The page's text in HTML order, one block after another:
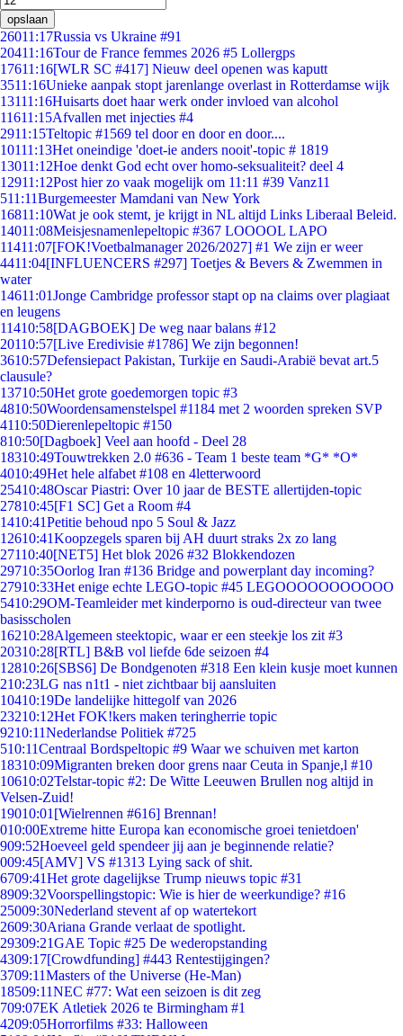
opslaan
26011:17Russia vs Ukraine #91
20411:16Tour de France femmes 2026 #5 Lollergps
17611:16[WLR SC #417] Nieuw deel openen was kaputt
3511:16Unieke aanpak stopt jarenlange overlast in Rotterdamse wijk
13111:16Huisarts doet haar werk onder invloed van alcohol
11611:15Afvallen met injecties #4
2911:15Teltopic #1569 tel door en door en door....
10111:13Het oneindige 'doet-ie anders nooit'-topic # 1819
13011:12Hoe denkt God echt over homo-seksualiteit? deel 4
12911:12Post hier zo vaak mogelijk om 11:11 #39 Vanz11
511:11Burgemeester Mamdani van New York
16811:10Wat je ook stemt, je krijgt in NL altijd Links Liberaal Beleid.
14011:08Meisjesnamenlepeltopic #367 LOOOOL LAPO
11411:07[FOK!Voetbalmanager 2026/2027] #1 We zijn er weer
4411:04[INFLUENCERS #297] Toetjes & Bevers & Zwemmen in
water
14611:01Jonge Cambridge professor stapt op na claims over plagiaat
en leugens
11410:58[DAGBOEK] De weg naar balans #12
20110:57[Live Eredivisie #1786] We zijn begonnen!
3610:57Defensiepact Pakistan, Turkije en Saudi-Arabië bevat art.5
clausule?
13710:50Het grote goedemorgen topic #3
4810:50Woordensamenstelspel #1184 met 2 woorden spreken SVP
4110:50Dierenlepeltopic #150
810:50[Dagboek] Veel aan hoofd - Deel 28
18310:49Touwtrekken 2.0 #636 - Team 1 beste team *G* *O*
4010:49Het hele alfabet #108 en 4letterwoord
25410:48Oscar Piastri: Over 10 jaar de BESTE allertijden-topic
27810:45[F1 SC] Get a Room #4
1410:41Petitie behoud npo 5 Soul & Jazz
12610:41Koopzegels sparen bij AH duurt straks 2x zo lang
27110:40[NET5] Het blok 2026 #32 Blokkendozen
29710:35Oorlog Iran #136 Bridge and powerplant day incoming?
27910:33Het enige echte LEGO-topic #45 LEGOOOOOOOOOOO
5410:29OM-Teamleider met kinderporno is oud-directeur van twee
basisscholen
16210:28Algemeen steektopic, waar er een steekje los zit #3
20310:28[RTL] B&B vol liefde 6de seizoen #4
12810:26[SBS6] De Bondgenoten #318 Een klein kusje moet kunnen
210:23LG nas n1t1 - niet zichtbaar bij aansluiten
10410:19De landelijke hittegolf van 2026
23210:12Het FOK!kers maken teringherrie topic
9210:11Nederlandse Politiek #725
510:11Centraal Bordspeltopic #9 Waar we schuiven met karton
18310:09Migranten breken door grens naar Ceuta in Spanje,l #10
10610:02Telstar-topic #2: De Witte Leeuwen Brullen nog altijd in
Velsen-Zuid!
19010:01 [Wielrennen #616] Brennan!
010:00Extreme hitte Europa kan economische groei tenietdoen'
909:52Hoeveel geld spendeer jij aan je beginnende relatie?
009:45[AMV] VS #1313 Lying sack of shit.
6709:41Het grote dagelijkse Trump nieuws topic #31
8909:32Voorspellingstopic: Wie is hier de weerkundige? #16
25009:30Nederland stevent af op watertekort
2609:30Ariana Grande verlaat de spotlight.
29309:21GAE Topic #25 De wederopstanding
4309:17[Crowdfunding] #443 Rentestijgingen?
3709:11Masters of the Universe (He-Man)
18509:11NEC #77: Wat een seizoen is dit zeg
709:07EK Atletiek 2026 te Birmingham #1
4209:05Horrorfilms #33: Halloween